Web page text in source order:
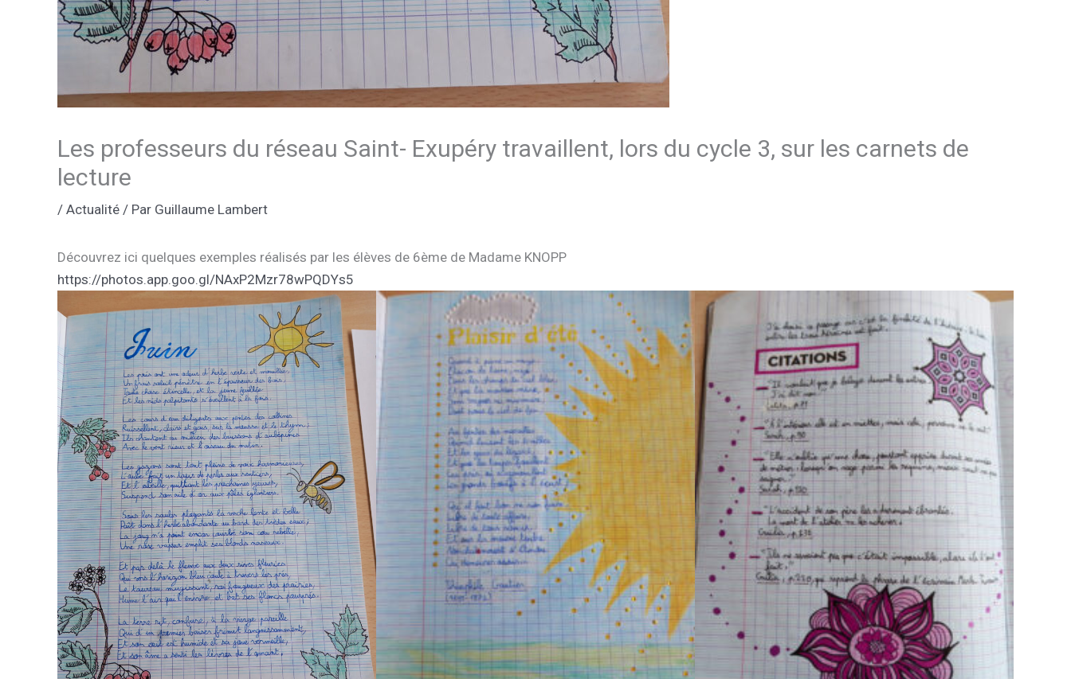
Les professeurs du réseau Saint- Exupéry travaillent, lors du cycle 3, sur les carnets de
lecture
/ Actualité / Par Guillaume Lambert
Découvrez ici quelques exemples réalisés par les élèves de 6ème de Madame KNOPP
https://photos.app.goo.gl/NAxP2Mzr78wPQDYs5